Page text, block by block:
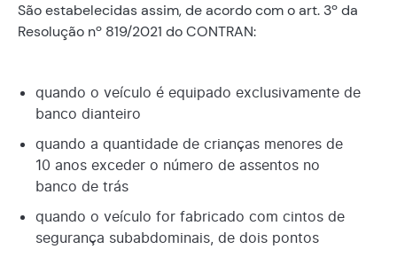
São estabelecidas assim, de acordo com o art. 3º da
Resolução nº 819/2021 do CONTRAN:
quando o veículo é equipado exclusivamente de
banco dianteiro
quando a quantidade de crianças menores de
10 anos exceder o número de assentos no
banco de trás
quando o veículo for fabricado com cintos de
segurança subabdominais, de dois pontos